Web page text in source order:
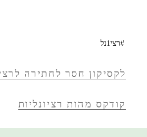
#רצי1נל
לקסיקון חסר לחתירה
קודקס מהות רציונליות